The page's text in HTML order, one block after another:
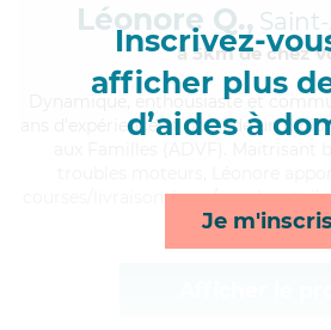
Inscrivez-
afficher plus
d’aides à
Je m'inscris
Léonore Q.,
à 5km de chez
, enthousiaste et
ans d'expérience et possède un
courses/livraison, lever/coucher,